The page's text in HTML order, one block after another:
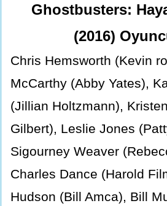
Ghostbusters:
(2016)
Chris Hemsworth (Kevin
McCarthy (Abby Yates),
(Jillian Holtzmann),
Gilbert), Leslie Jones
Sigourney Weaver
Charles Dance (Harold
Hudson (Bill Amca), Bill